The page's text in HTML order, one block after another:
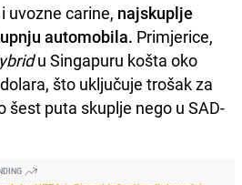
uvozne carine, najskuplje
automobila. Primjerice,
u Singapuru košta oko
što uključuje trošak za
šest puta skuplje nego u SAD-